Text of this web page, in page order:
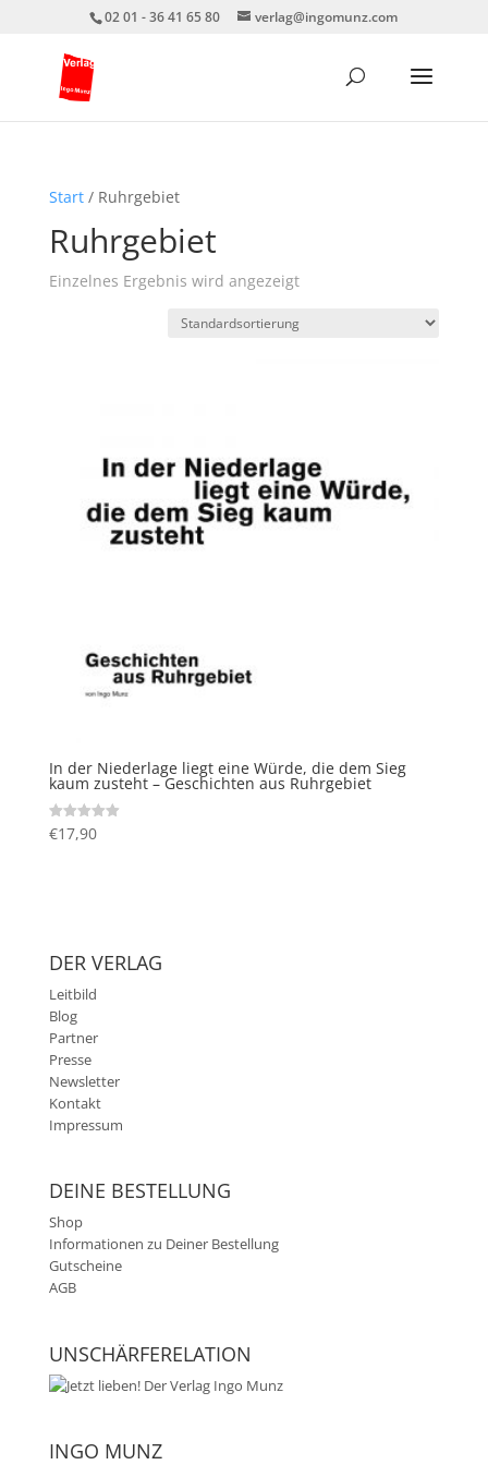
02 01 - 36 41 65 80 verlag@ingomunz.com
Start/ Ruhrgebiet
Ruhrgebiet
Einzelnes Ergebnis wird angezeigt
In der Niederlage liegt eine Würde, die dem Sieg
kaum zusteht – Geschichten aus Ruhrgebiet
Bewertet mit
5.00
€17,90
DER VERLAG
Leitbild
Blog
Partner
Presse
Newsletter
Kontakt
Impressum
DEINE BESTELLUNG
Shop
Informationen zu Deiner Bestellung
Gutscheine
AGB
UNSCHÄRFERELATION
INGO MUNZ